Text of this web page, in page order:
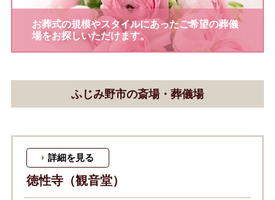
お葬式の規模やスタイルにあったご希望の葬儀
場をお探しいただけます。
ふじみ野市の斎場・葬儀場
徳性寺（観音堂）
詳細を見る